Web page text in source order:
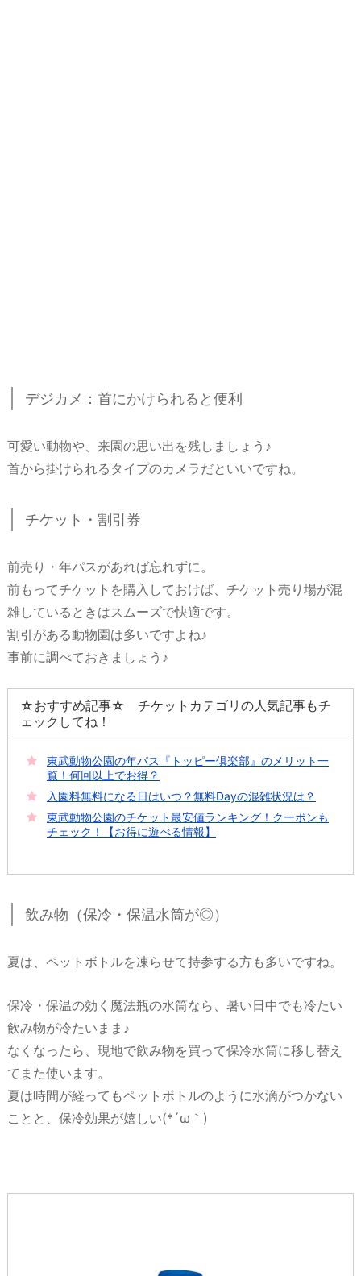
デジカメ：首にかけられると便利
可愛い動物や、来園の思い出を残しましょう♪
首から掛けられるタイプのカメラだといいですね。
チケット・割引券
前売り・年パスがあれば忘れずに。
前もってチケットを購入しておけば、チケット売り場が混
雑しているときはスムーズで快適です。
割引がある動物園は多いですよね♪
事前に調べておきましょう♪
☆おすすめ記事☆ チケットカテゴリの人気記事もチ
ェックしてね！
東武動物公園の年パス『トッピー倶楽部』のメリット一
覧！何回以上でお得？
入園料無料になる日はいつ？無料Dayの混雑状況は？
東武動物公園のチケット最安値ランキング！クーポンも
チェック！【お得に遊べる情報】
飲み物（保冷・保温水筒が◎）
夏は、ペットボトルを凍らせて持参する方も多いですね。
保冷・保温の効く魔法瓶の水筒なら、暑い日中でも冷たい
飲み物が冷たいまま♪
なくなったら、現地で飲み物を買って保冷水筒に移し替え
てまた使います。
夏は時間が経ってもペットボトルのように水滴がつかない
ことと、保冷効果が嬉しい(*´ω｀)